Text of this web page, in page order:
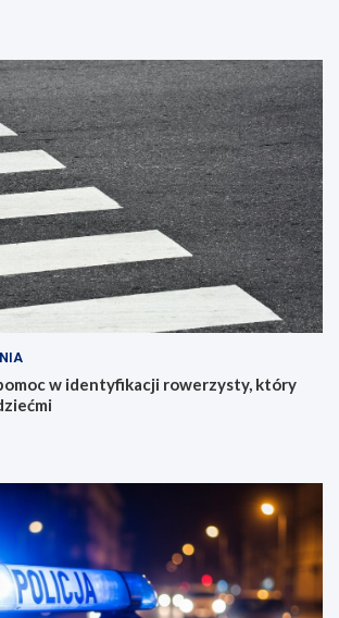
w identyfikacji rowerzysty, który